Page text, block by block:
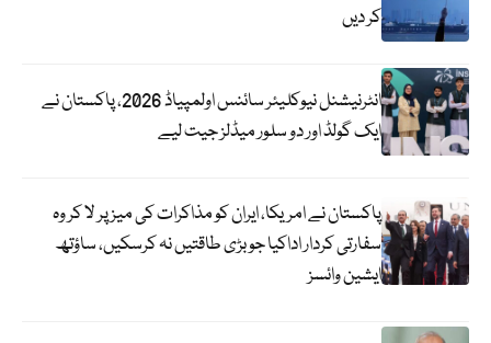
کر دیں
انٹرنیشنل نیوکلیئر سائنس اولمپیاڈ 2026، پاکستان نے
ایک گولڈ اور دو سلور میڈلز جیت لیے
پاکستان نے امریکا، ایران کو مذاکرات کی میز پر لا کر وہ
سفارتی کردار اداکیا جو بڑی طاقتیں نہ کرسکیں، ساؤتھ
ایشین وائسز